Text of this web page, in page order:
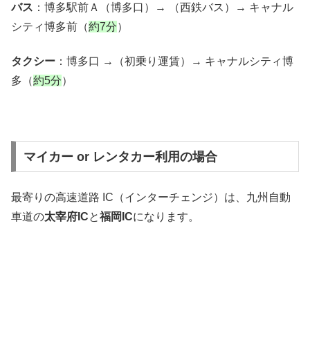
バス ：博多駅前Ａ（博多口）→ （西鉄バス）→ キャナル
シティ博多前（約7分）
タクシー ：博多口 →（初乗り運賃）→ キャナルシティ博
多（約5分）
マイカー or レンタカー利用の場合
最寄りの高速道路 IC（インターチェンジ）は、九州自動
車道の太宰府ICと福岡ICになります。